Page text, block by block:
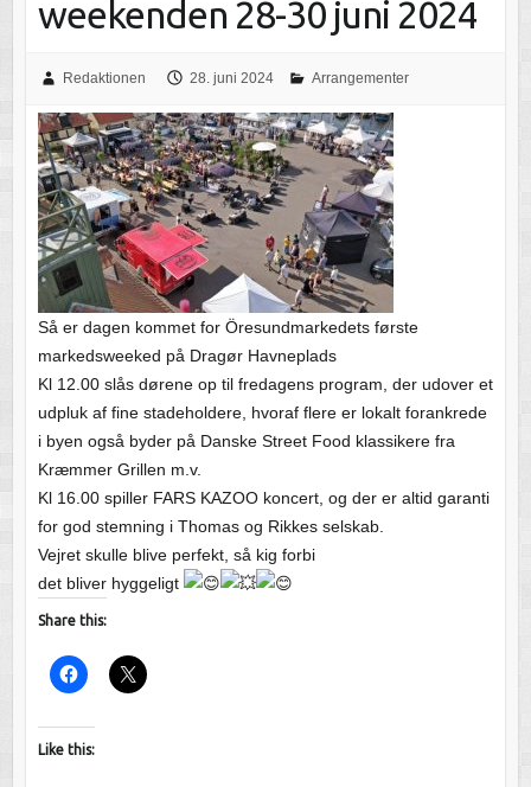
weekenden 28-30 juni 2024
Redaktionen 28. juni 2024 Arrangementer
Så er dagen kommet for Öresundmarkedets første
markedsweeked på Dragør Havneplads
Kl 12.00 slås dørene op til fredagens program, der udover et
udpluk af fine stadeholdere, hvoraf flere er lokalt forankrede
i byen også byder på Danske Street Food klassikere fra
Kræmmer Grillen m.v.
Kl 16.00 spiller FARS KAZOO koncert, og der er altid garanti
for god stemning i Thomas og Rikkes selskab.
Vejret skulle blive perfekt, så kig forbi
det bliver hyggeligt
Share this:
Like this: